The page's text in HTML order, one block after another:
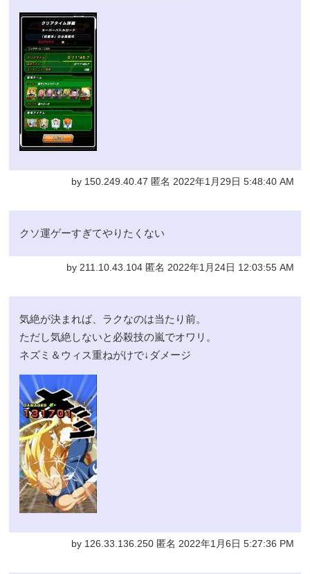
by 150.249.40.47 匿名 2022年1月29日 5:48:40 AM
クソ運ゲーすぎてやりたくない
by 211.10.43.104 匿名 2022年1月24日 12:03:55 AM
気絶が決まれば、ラクなのは当たり前。
ただし気絶しないと必殺技の嵐でオワリ。
ネズミ＆ウィス重ねがけで↓ダメージ
by 126.33.136.250 匿名 2022年1月6日 5:27:36 PM